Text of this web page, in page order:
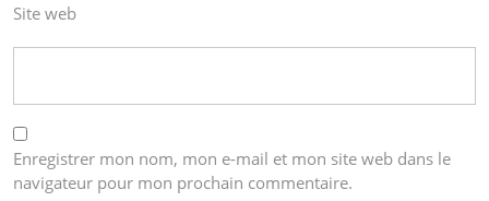
Site web
Enregistrer mon nom, mon e-mail et mon site web dans le
navigateur pour mon prochain commentaire.